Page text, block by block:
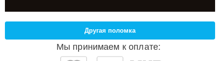
Мы принимаем к оплате:
Другая поломка